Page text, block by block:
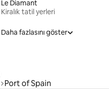
Le Diamant
Kiralık tatil yerleri
Daha fazlasını göster
Port of Spain